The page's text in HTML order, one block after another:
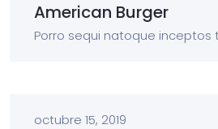
American Burger
Porro sequi natoque inceptos
octubre 15, 2019